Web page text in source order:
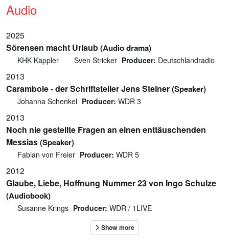
Audio
2025
Sörensen macht Urlaub(Audio drama)
KHK Kappler Sven Stricker Producer: Deutschlandradio
2013
Carambole - der Schriftsteller Jens Steiner(Speaker)
Johanna Schenkel Producer: WDR 3
2013
Noch nie gestellte Fragen an einen enttäuschenden
Messias(Speaker)
Fabian von Freier Producer: WDR 5
2012
Glaube, Liebe, Hoffnung Nummer 23 von Ingo Schulze
(Audiobook)
Susanne Krings Producer: WDR / 1LIVE